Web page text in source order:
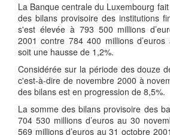
La Banque centrale du Luxembourg
des bilans provisoire des institutions
s'est élevée à 793 500 millions
2001 contre 784 400 millions
soit une hausse de 1,2%.
Considérée sur la période des douze
c'est-à-dire de novembre 2000 à
des bilans est en progression de 8,5%.
La somme des bilans provisoire des
704 530 millions d’euros au 30
569 millions d’euros au 31 octobre